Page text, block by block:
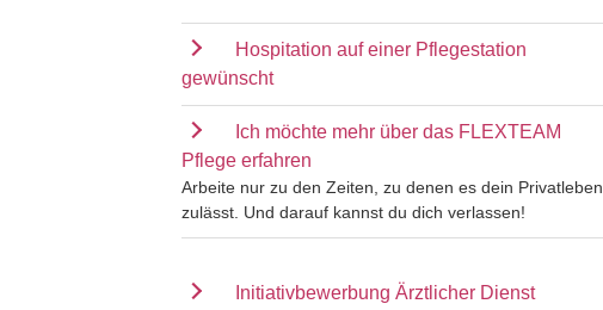
Hospitation auf einer Pflegestation
gewünscht
Ich möchte mehr über das FLEXTEAM
Pflege erfahren
Arbeite nur zu den Zeiten, zu denen es dein Privatleben
zulässt. Und darauf kannst du dich verlassen!
Initiativbewerbung Ärztlicher Dienst